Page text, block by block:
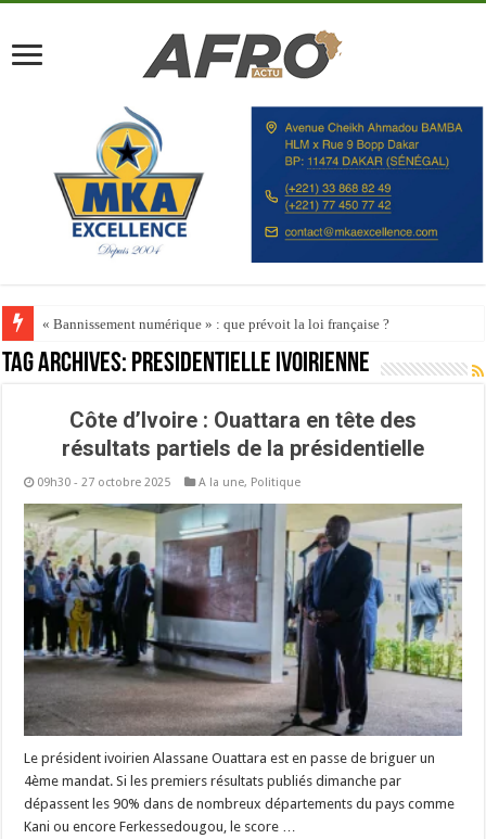
« Bannissement numérique » : que prévoit la loi française ?
Tag Archives: Présidentielle ivoirienne
Côte d’Ivoire : Ouattara en tête des
résultats partiels de la présidentielle
09h30 - 27 octobre 2025 A la une, Politique
Le président ivoirien Alassane Ouattara est en passe de briguer un
4ème mandat. Si les premiers résultats publiés dimanche par
dépassent les 90% dans de nombreux départements du pays comme
Kani ou encore Ferkessedougou, le score …